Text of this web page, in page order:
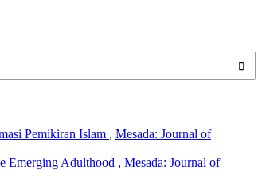
Pemikiran Islam , Mesada: Journal of
Emerging Adulthood , Mesada: Journal of